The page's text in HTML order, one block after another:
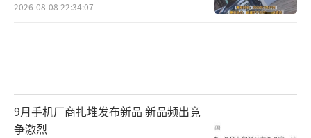
2026-08-08 22:34:07
9月手机厂商扎堆发布新品 新品频出竞
争激烈